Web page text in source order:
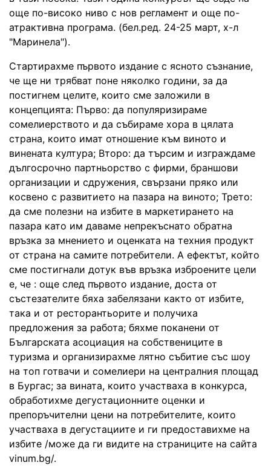
още по-високо ниво с нов регламент и още по-
атрактивна програма. (бел.ред. 24-25 март, х-л
"Маринела").
Стартирахме първото издание с ясното съзнание,
че ще ни трябват поне няколко години, за да
постигнем целите, които сме заложили в
концепцията: Първо: да популяризираме
сомелиерството и да събираме хора в цялата
страна, които имат отношение към виното и
винената култура; Второ: да търсим и изграждаме
дългосрочно партньорство с фирми, браншови
организации и сдружения, свързани пряко или
косвено с развитието на пазара на виното; Трето:
да сме полезни на избите в маркетирането на
пазара като им даваме непрекъснато обратна
връзка за мнението и оценката на техния продукт
от страна на самите потребители. А ефектът, който
сме постигнали дотук във връзка изброените цели
е, че : още след първото издание, доста от
състезателите бяха забелязани както от избите,
така и от ресторантьорите и получиха
предложения за работа; бяхме поканени от
Българската асоциация на собствениците в
туризма и организирахме лятно събитие със шоу
на топ готвачи и сомелиери на централния площад
в Бургас; за вината, които участваха в конкурса,
обработихме дегустационните оценки и
препоръчителни цени на потребителите, които
участваха в дегустациите и ги предоставихме на
избите /може да ги видите на страниците на сайта
vinum.bg/.